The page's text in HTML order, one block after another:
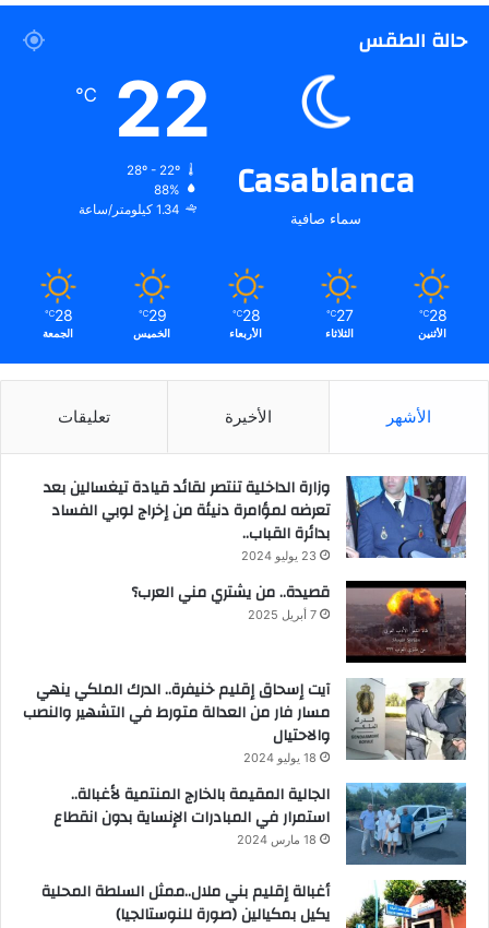
حالة الطقس
Casablanca
سماء صافية
22
℃
28º - 22º
88%
1.34 كيلومتر/ساعة
28
℃
الأثنين
27
℃
الثلاثاء
28
℃
الأربعاء
29
℃
الخميس
28
℃
الجمعة
الأشهر الأخيرة تعليقات
وزارة الداخلية تنتصر لقائد قيادة تيغسالين بعد
تعرضه لمؤامرة دنيئة من إخراج لوبي الفساد
بدائرة القباب..
23 يوليو 2024
قصيدة.. من يشتري مني العرب؟
7 أبريل 2025
آيت إسحاق إقليم خنيفرة.. الدرك الملكي ينهي
مسار فار من العدالة متورط في التشهير والنصب
والاحتيال
18 يوليو 2024
الجالية المقيمة بالخارج المنتمية لأغبالة..
استمرار في المبادرات الإنساية بدون انقطاع
18 مارس 2024
أغبالة إقليم بني ملال..ممثل السلطة المحلية
يكيل بمكيالين (صورة للنوستالجيا)